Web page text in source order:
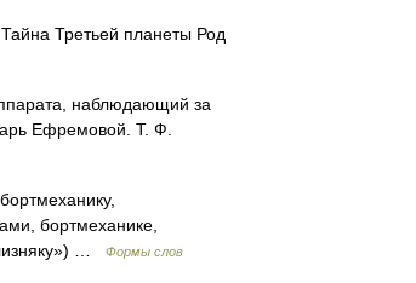
Третьей планеты Род
наблюдающий за
Ефремовой. Т. Ф.
бортмеханике,
…
Формы слов